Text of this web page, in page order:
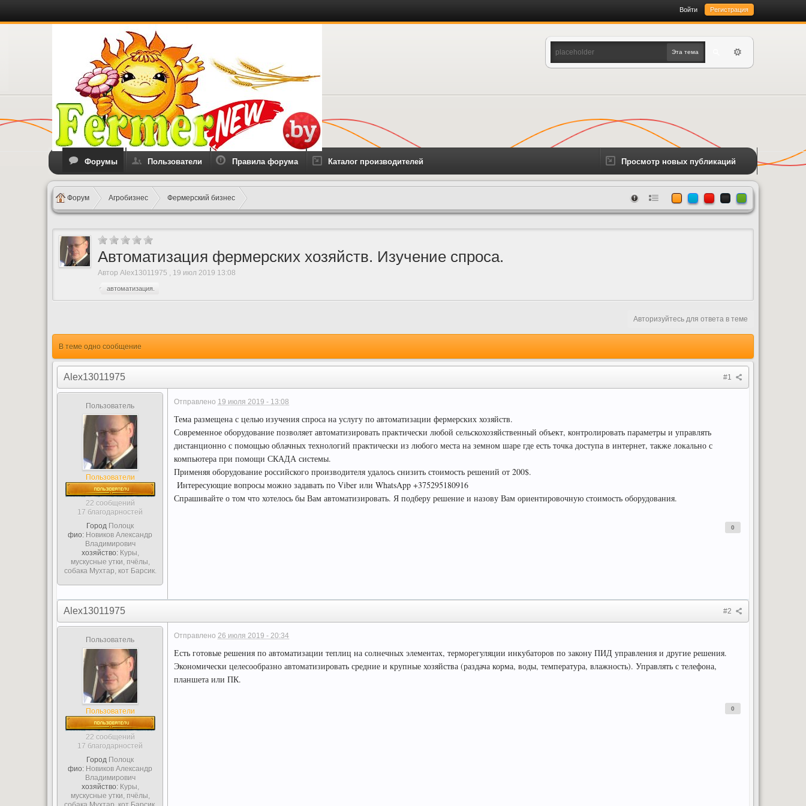
Войти Регистрация
Эта тема
Просмотр новых публикаций
Форумы Пользователи Правила форума Каталог производителей
Форум Агробизнес Фермерский бизнес
Автоматизация фермерских хозяйств. Изучение спроса.
АвторAlex13011975 , 19 июл 2019 13:08
автоматизация.
Авторизуйтесь для ответа в теме
В теме одно сообщение
#1
Alex13011975
Пользователь
Пользователи
22 сообщений
17 благодарностей
Город Полоцк
фио: Новиков Александр
Владимирович
хозяйство: Куры,
мускусные утки, пчёлы,
собака Мухтар, кот Барсик.
Отправлено 19 июля 2019 - 13:08
Тема размещена с целью изучения спроса на услугу по автоматизации фермерских хозяйств.
Современное оборудование позволяет автоматизировать практически любой сельскохозяйственный объект, контролировать параметры и управлять
дистанционно с помощью облачных технологий практически из любого места на земном шаре где есть точка доступа в интернет, также локально с
компьютера при помощи СКАДА системы.
Применяя оборудование российского производителя удалось снизить стоимость решений от 200$.
Интересующие вопросы можно задавать по Viber или WhatsApp +375295180916
Спрашивайте о том что хотелось бы Вам автоматизировать. Я подберу решение и назову Вам ориентировочную стоимость оборудования.
0
#2
Alex13011975
Пользователь
Пользователи
22 сообщений
17 благодарностей
Город Полоцк
фио: Новиков Александр
Владимирович
хозяйство: Куры,
мускусные утки, пчёлы,
Отправлено26 июля 2019 - 20:34
Есть готовые решения по автоматизации теплиц на солнечных элементах, терморегуляции инкубаторов по закону ПИД управления и другие решения.
Экономически целесообразно автоматизировать средние и крупные хозяйства (раздача корма, воды, температура, влажность). Управлять с телефона,
планшета или ПК.
0